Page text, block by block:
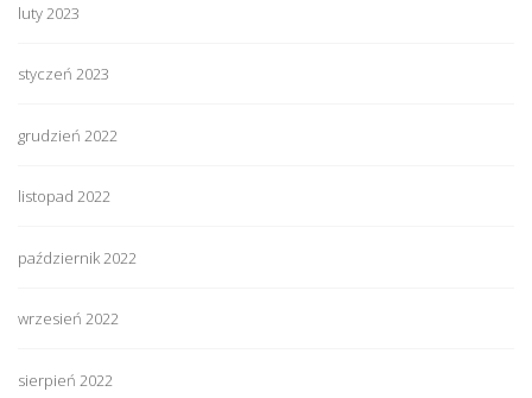
luty 2023
styczeń 2023
grudzień 2022
listopad 2022
październik 2022
wrzesień 2022
sierpień 2022